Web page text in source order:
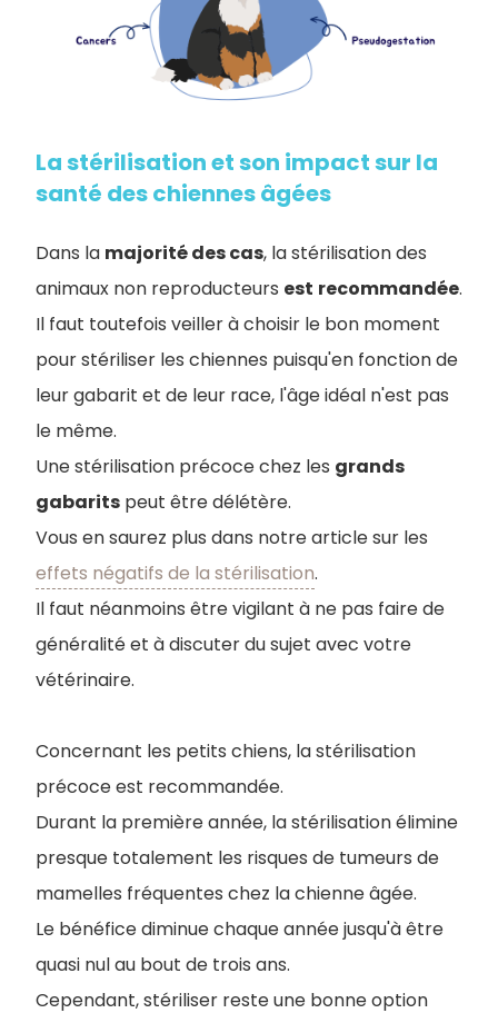
La stérilisation et son impact sur la
santé des chiennes âgées
Dans la majorité des cas, la stérilisation des
animaux non reproducteurs est recommandée.
Il faut toutefois veiller à choisir le bon moment
pour stériliser les chiennes puisqu'en fonction de
leur gabarit et de leur race, l'âge idéal n'est pas
le même.
Une stérilisation précoce chez les grands
gabarits peut être délétère.
Vous en saurez plus dans notre article sur les
effets négatifs de la stérilisation.
Il faut néanmoins être vigilant à ne pas faire de
généralité et à discuter du sujet avec votre
vétérinaire.
Concernant les petits chiens, la stérilisation
précoce est recommandée.
Durant la première année, la stérilisation élimine
presque totalement les risques de tumeurs de
mamelles fréquentes chez la chienne âgée.
Le bénéfice diminue chaque année jusqu'à être
quasi nul au bout de trois ans.
Cependant, stériliser reste une bonne option